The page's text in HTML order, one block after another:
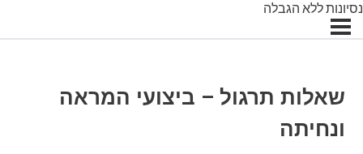
נסיונות ללא הגבלה
שאלות תרגול – ביצועי המראה
ונחיתה